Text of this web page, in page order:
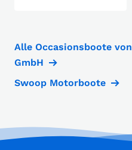
Alle Occasionsboote
GmbH
Swoop Motorboote